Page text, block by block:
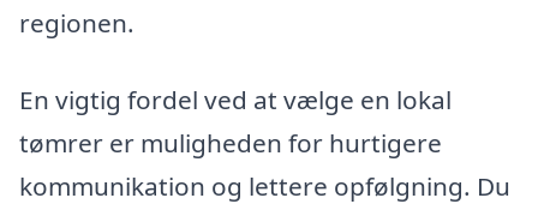
regionen.
En vigtig fordel ved at vælge en lokal
tømrer er muligheden for hurtigere
kommunikation og lettere opfølgning. Du